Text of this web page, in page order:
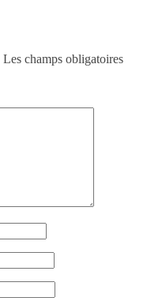
Les champs obligatoires